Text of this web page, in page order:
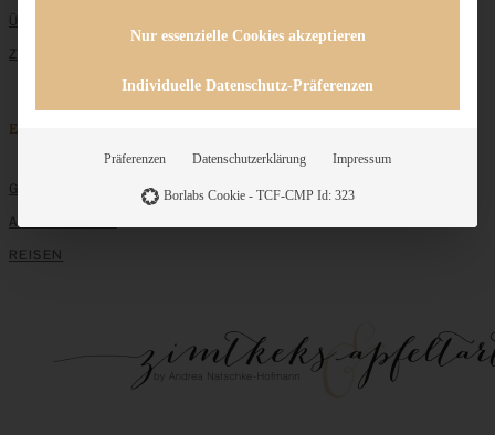
ÜBER MICH
ZUSAMMENARBEIT
Entdecken
GRUNDLAGEN
ALLE REZEPTE
REISEN
Nur essenzielle Cookies akzeptieren
Individuelle Datenschutz-Präferenzen
Präferenzen Datenschutzerklärung Impressum
Borlabs Cookie - TCF-CMP Id: 323